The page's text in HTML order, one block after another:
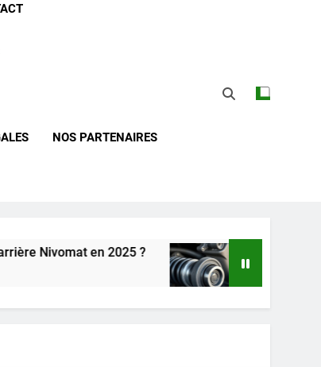
NOS PARTENAIRES
en 2025 ? Comprendre le rôle du
2 Semaines Ago